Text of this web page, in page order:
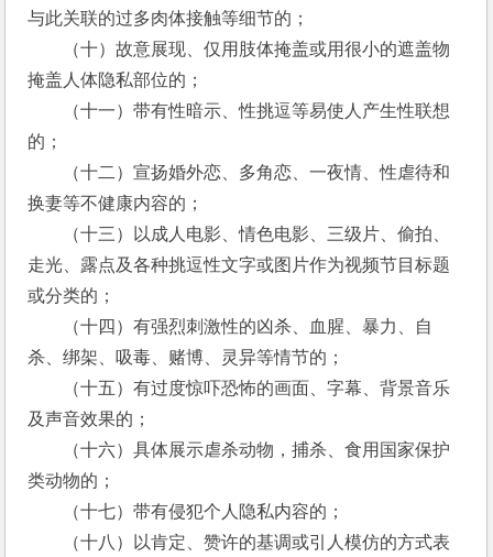
与此关联的过多肉体接触等细节的；
（十）故意展现、仅用肢体掩盖或用很小的遮盖物
掩盖人体隐私部位的；
（十一）带有性暗示、性挑逗等易使人产生性联想
的；
（十二）宣扬婚外恋、多角恋、一夜情、性虐待和
换妻等不健康内容的；
（十三）以成人电影、情色电影、三级片、偷拍、
走光、露点及各种挑逗性文字或图片作为视频节目标题
或分类的；
（十四）有强烈刺激性的凶杀、血腥、暴力、自
杀、绑架、吸毒、赌博、灵异等情节的；
（十五）有过度惊吓恐怖的画面、字幕、背景音乐
及声音效果的；
（十六）具体展示虐杀动物，捕杀、食用国家保护
类动物的；
（十七）带有侵犯个人隐私内容的；
（十八）以肯定、赞许的基调或引人模仿的方式表